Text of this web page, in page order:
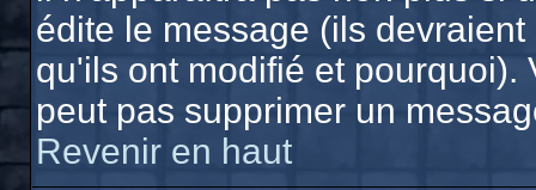
édite le message (ils
qu'ils ont modifié et
peut pas supprimer un
Revenir en haut